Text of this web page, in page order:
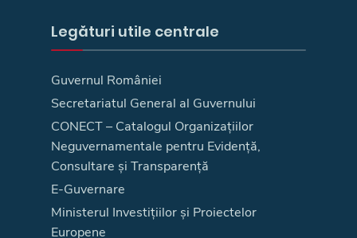
Legături utile centrale
Guvernul României
Secretariatul General al Guvernului
CONECT – Catalogul Organizațiilor
Neguvernamentale pentru Evidență,
Consultare și Transparență
E-Guvernare
Ministerul Investițiilor și Proiectelor
Europene